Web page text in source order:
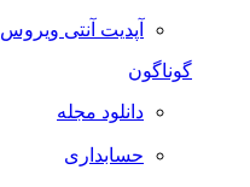
آپدیت آنتی ویروس
گوناگون
دانلود مجله
حسابداری